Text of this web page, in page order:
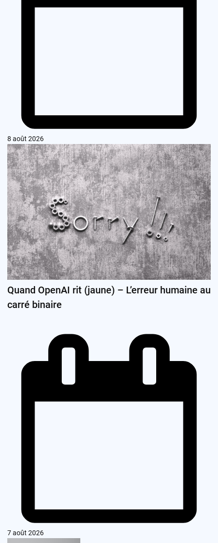
8 août 2026
Quand OpenAI rit (jaune) – L’erreur humaine au
carré binaire
7 août 2026